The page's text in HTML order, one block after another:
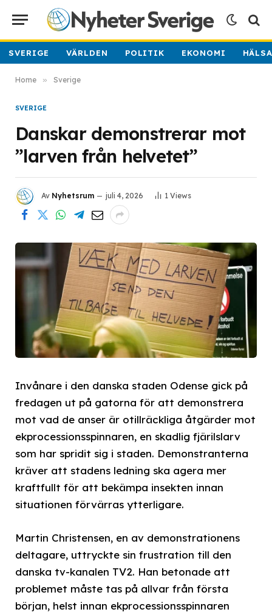
SVERIGE VÄRLDEN POLITIK EKONOMI
Home » Sverige
SVERIGE
Danskar demonstrerar mot
”larven från helvetet”
Av Nyhetsrum juli 4, 2026 1 Views
Invånare i den danska staden Odense gick på
fredagen ut på gatorna för att demonstrera
mot vad de anser är otillräckliga åtgärder mot
ekprocessionsspinnaren, en skadlig fjärilslarv
som har spridit sig i staden. Demonstranterna
kräver att stadens ledning ska agera mer
kraftfullt för att bekämpa insekten innan
situationen förvärras ytterligare.
Martin Christensen, en av demonstrationens
deltagare, uttryckte sin frustration till den
danska tv-kanalen TV2. Han betonade att
problemet måste tas på allvar från första
början, helst innan ekprocessionsspinnaren